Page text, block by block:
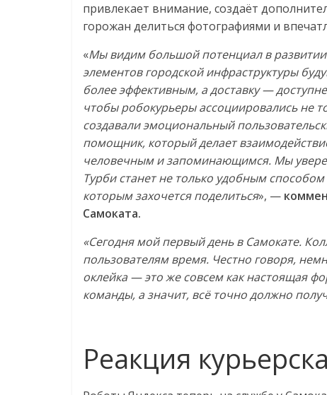
привлекает внимание, создаёт
горожан делиться фотографиями и
«Мы видим большой потенциал в
элементов городской инфраструктуры
более эффективным, а доставку —
чтобы робокурьеры ассоциировались не
создавали эмоциональный
помощник, который делает
человечным и запоминающимся. Мы
Турби станет не только удобным
которым захочется поделиться», —
Самоката.
«Сегодня мой первый день в Самокате.
пользователям время. Честно говоря,
оклейка — это же совсем как настоящая
команды, а значит, всё точно должно
Реакция